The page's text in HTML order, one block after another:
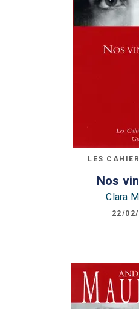
LES
Nos
Clara
22/